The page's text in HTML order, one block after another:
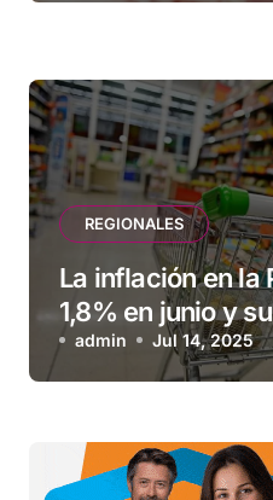
REGIONALES
La inflación en la
1,8% en junio y
nacional
admin Jul 14, 2025